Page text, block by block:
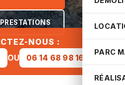
PARC
NOUS :
OU 06 14 68 98 16